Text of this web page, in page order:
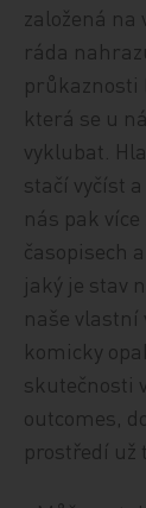
založená na
ráda
průkaznosti
která se u
vyklubat.
stačí vyčíst
nás pak
časopisech
jaký je stav
naše vlastní
komicky
skutečnosti
outcomes,
prostředí už